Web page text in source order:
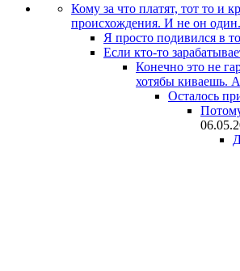
Кому за что платят, тот то и
происхождения. И не он один.
Я просто подивился в
Если кто-то
Конечно это не
хотябы киваешь.
Осталось